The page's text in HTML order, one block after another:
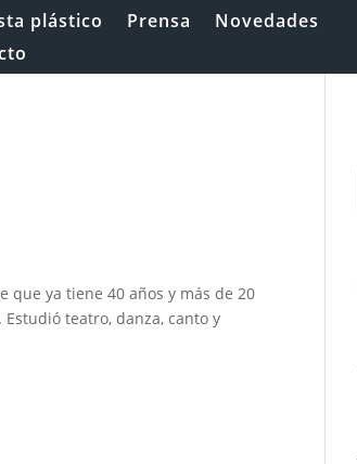
plástico Prensa
Novedades
que ya tiene 40 años y más de 20
teatro, danza, canto y